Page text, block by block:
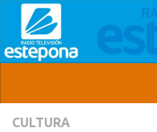
CULTURA